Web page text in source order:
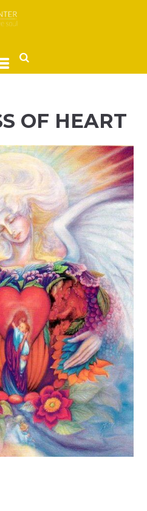
OF HEART